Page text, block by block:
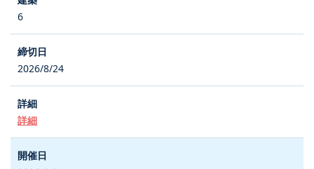
6
2026/8/24
詳細